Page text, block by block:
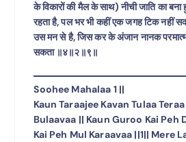
के विकारों की मैल के साथ) नीची जाति का
रहता है, पल भर भी कहीं एक जगह टिक नहीं
उस मन से है, जिस कर के अंजान नानक
सकता ॥४॥२॥९॥
Soohee Mahalaa 1 ||
Kaun Taraajee Kavan Tulaa
Bulaavaa || Kaun Guroo Kai Peh
Kai Peh Mul Karaavaa ||1|| Mere